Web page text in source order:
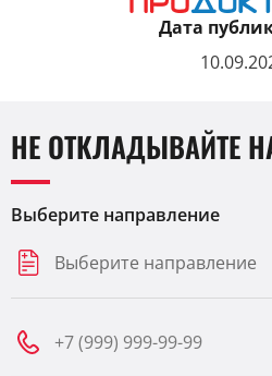
Дата
НЕ ОТКЛАДЫВАЙТЕ
Выберите направление
Выберите направление